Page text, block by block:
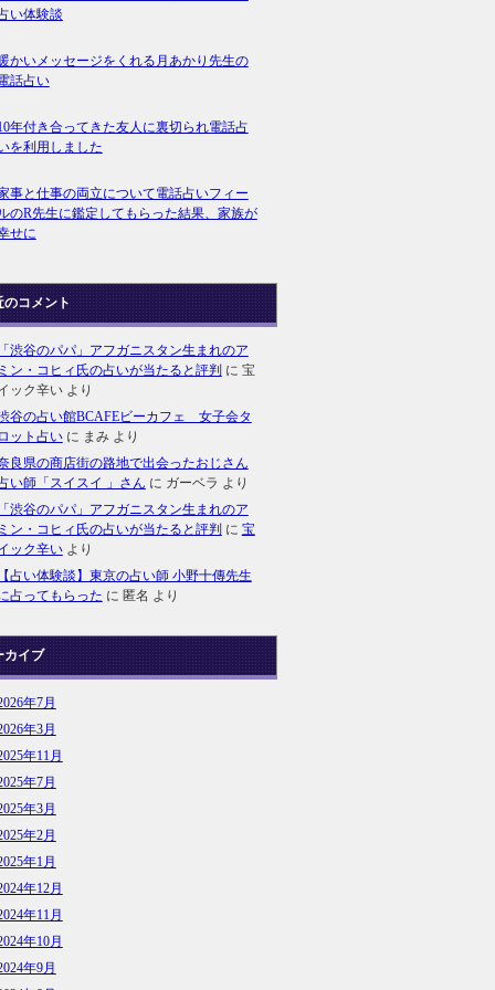
い体験談
かいメッセージをくれる月あかり先生の
話占い
年付き合ってきた友人に裏切られ電話占
を利用しました
事と仕事の両立について電話占いフィー
のR先生に鑑定してもらった結果、家族が
せに
のコメント
渋谷のパパ」アフガニスタン生まれのア
ン・コヒィ氏の占いが当たると評判 に 宝
ック辛いより
谷の占い館BCAFEビーカフェ 女子会タ
ット占いに まみより
良県の商店街の路地で出会ったおじさん
い師「スイスイ 」さん に ガーベラ より
渋谷のパパ」アフガニスタン生まれのア
ン・コヒィ氏の占いが当たると評判 に 宝
ック辛いより
占い体験談】東京の占い師 小野十傳先生
占ってもらった に 匿名 より
カイブ
年7月
年3月
年11月
年7月
年3月
年2月
年1月
年12月
年11月
年10月
年9月